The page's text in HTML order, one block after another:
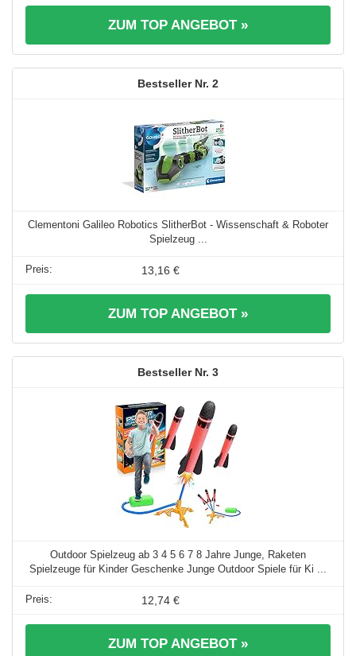
ZUM TOP ANGEBOT »
2
Clementoni Galileo Robotics SlitherBot - Wissenschaft & Roboter
Spielzeug ...
13,16 €
ZUM TOP ANGEBOT »
3
Outdoor Spielzeug ab 3 4 5 6 7 8 Jahre Junge, Raketen
Spielzeuge für Kinder Geschenke Junge Outdoor Spiele für Ki ...
12,74 €
ZUM TOP ANGEBOT »